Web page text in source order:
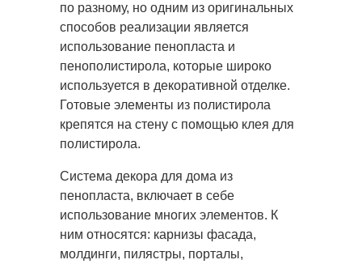
по разному, но одним из оригинальных
способов реализации является
использование пенопласта и
пенополистирола, которые широко
используется в декоративной отделке.
Готовые элементы из полистирола
крепятся на стену с помощью клея для
полистирола.
Система декора для дома из
пенопласта, включает в себе
использование многих элементов. К
ним относятся: карнизы фасада,
молдинги, пилястры, порталы,